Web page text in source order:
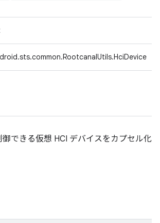
できる仮想 HCI デバイスをカプセル化